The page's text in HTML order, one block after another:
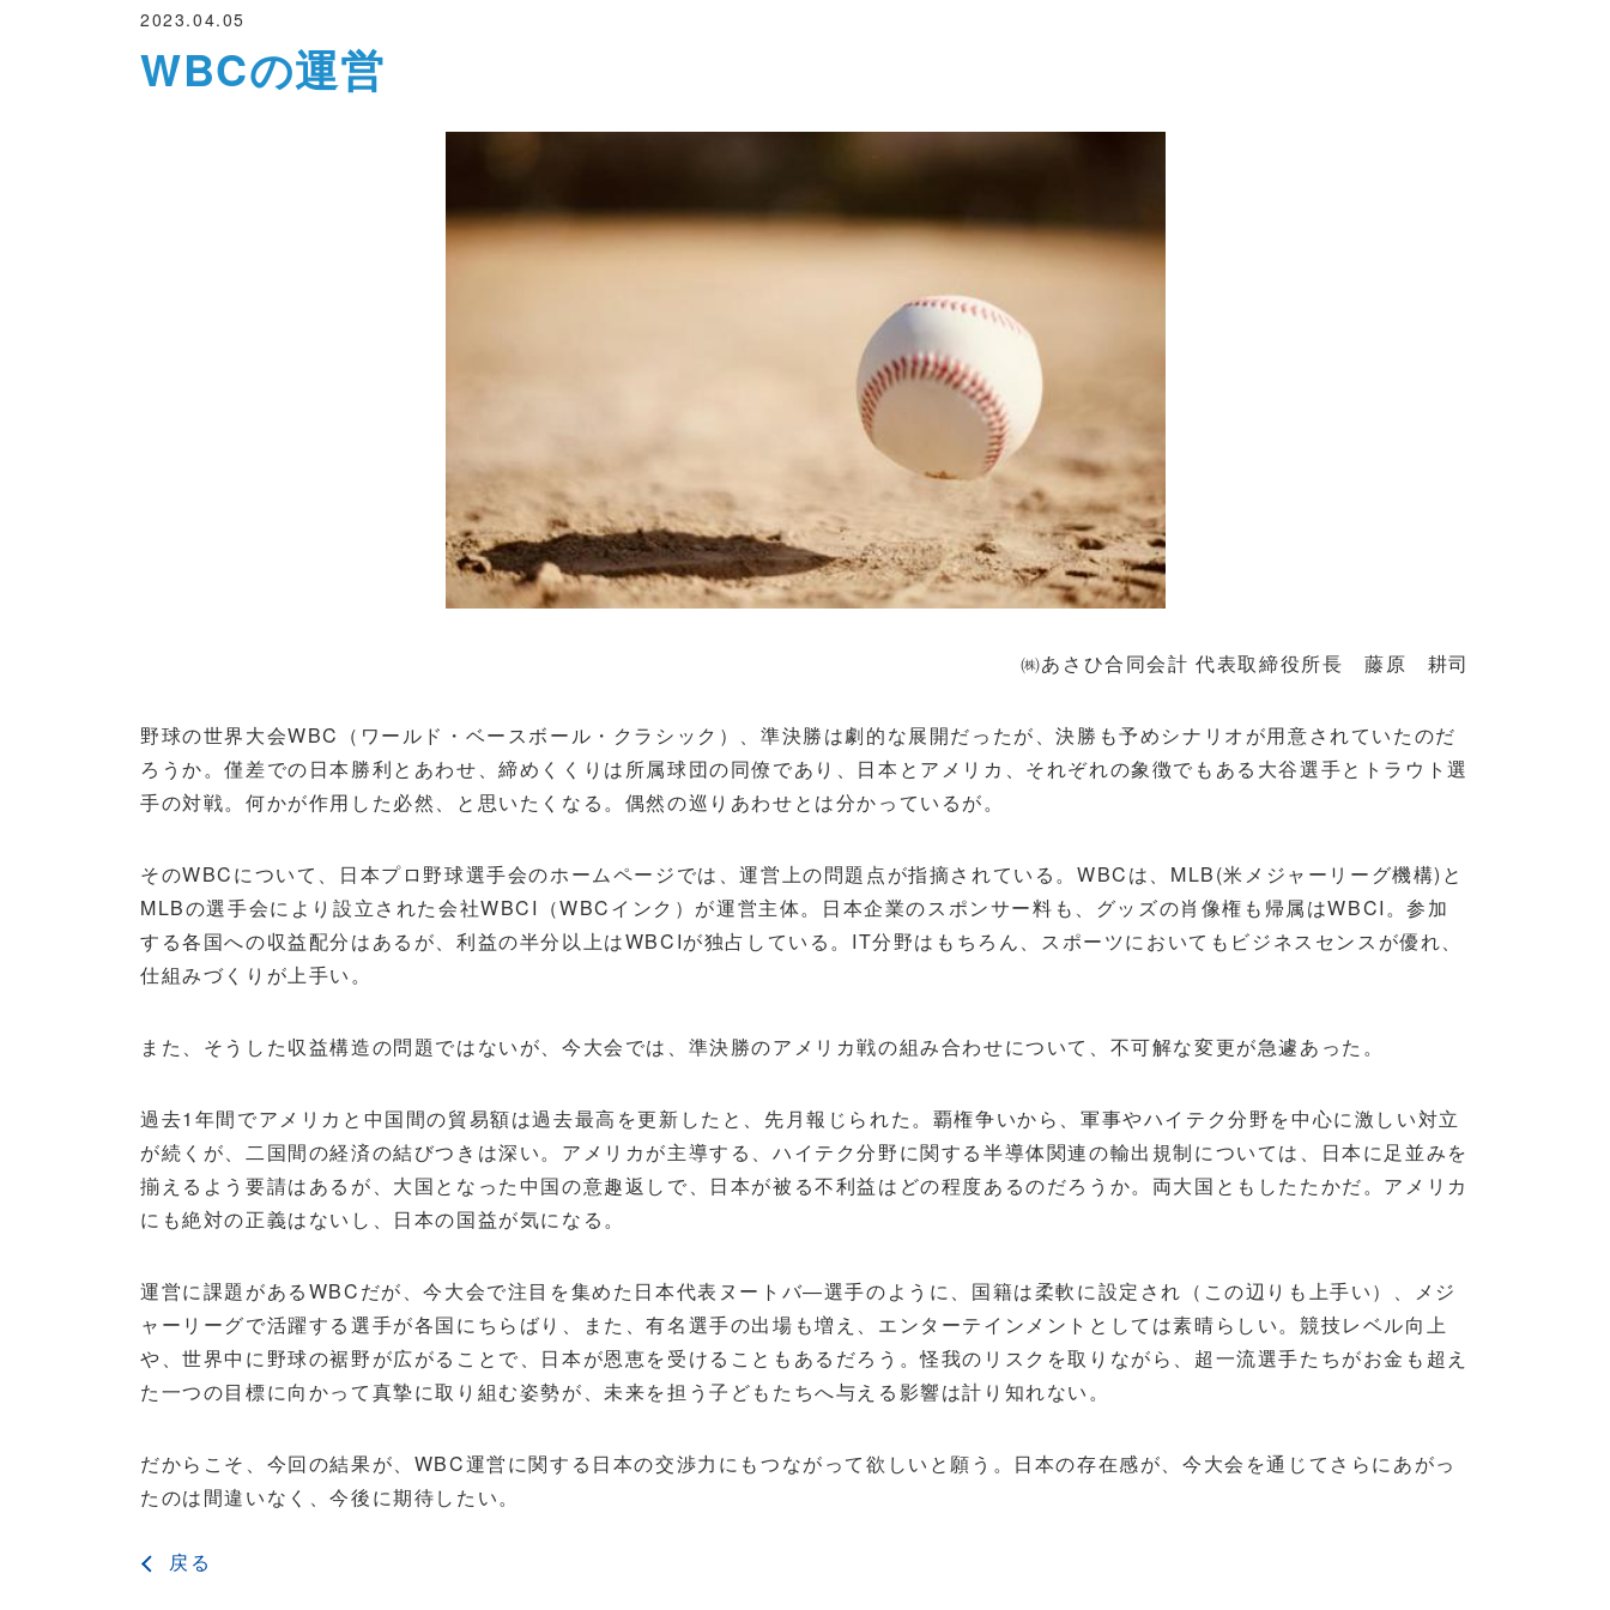
2023.04.05
WBCの運営
㈱あさひ合同会計 代表取締役所長 藤原 耕司
野球の世界大会WBC（ワールド・ベースボール・クラシック）、準決勝は劇的な展開だったが、決勝も予めシナリオが用意されていたのだ
ろうか。僅差での日本勝利とあわせ、締めくくりは所属球団の同僚であり、日本とアメリカ、それぞれの象徴でもある大谷選手とトラウト選
手の対戦。何かが作用した必然、と思いたくなる。偶然の巡りあわせとは分かっているが。
そのWBCについて、日本プロ野球選手会のホームページでは、運営上の問題点が指摘されている。WBCは、MLB(米メジャーリーグ機構)と
MLBの選手会により設立された会社WBCI（WBCインク）が運営主体。日本企業のスポンサー料も、グッズの肖像権も帰属はWBCI。参加
する各国への収益配分はあるが、利益の半分以上はWBCIが独占している。IT分野はもちろん、スポーツにおいてもビジネスセンスが優れ、
仕組みづくりが上手い。
また、そうした収益構造の問題ではないが、今大会では、準決勝のアメリカ戦の組み合わせについて、不可解な変更が急遽あった。
過去1年間でアメリカと中国間の貿易額は過去最高を更新したと、先月報じられた。覇権争いから、軍事やハイテク分野を中心に激しい対立
が続くが、二国間の経済の結びつきは深い。アメリカが主導する、ハイテク分野に関する半導体関連の輸出規制については、日本に足並みを
揃えるよう要請はあるが、大国となった中国の意趣返しで、日本が被る不利益はどの程度あるのだろうか。両大国ともしたたかだ。アメリカ
にも絶対の正義はないし、日本の国益が気になる。
運営に課題があるWBCだが、今大会で注目を集めた日本代表ヌートバ―選手のように、国籍は柔軟に設定され（この辺りも上手い）、メジ
ャーリーグで活躍する選手が各国にちらばり、また、有名選手の出場も増え、エンターテインメントとしては素晴らしい。競技レベル向上
や、世界中に野球の裾野が広がることで、日本が恩恵を受けることもあるだろう。怪我のリスクを取りながら、超一流選手たちがお金も超え
た一つの目標に向かって真摯に取り組む姿勢が、未来を担う子どもたちへ与える影響は計り知れない。
だからこそ、今回の結果が、WBC運営に関する日本の交渉力にもつながって欲しいと願う。日本の存在感が、今大会を通じてさらにあがっ
たのは間違いなく、今後に期待したい。
戻る